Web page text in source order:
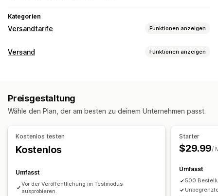
Kategorien
Versandtarife Funktionen anzeigen
Tarifberechnung
Anpassung
Tarife ausblenden
Benutzerdefinierte Regeln
Versand Funktionen anzeigen
Verwaltung von Lieferungen
Preisgestaltung
Wähle den Plan, der am besten zu deinem Unternehmen passt.
Kostenlos testen
Kostenlos
Umfasst
Vor der Veröffentlichung im Testmodus
ausprobieren.
Starter
$29.99/
Umfasst
500